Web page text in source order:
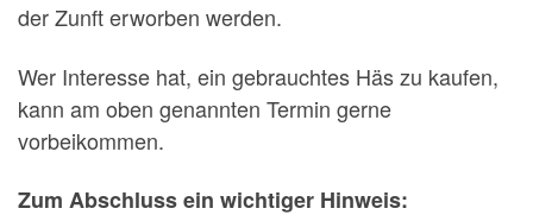
der Zunft erworben werden.
Wer Interesse hat, ein gebrauchtes Häs zu kaufen,
kann am oben genannten Termin gerne
vorbeikommen.
Zum Abschluss ein wichtiger Hinweis: